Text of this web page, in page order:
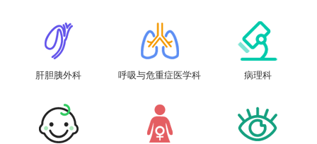
肝胆胰外科 呼吸与危重症医学科 病理科